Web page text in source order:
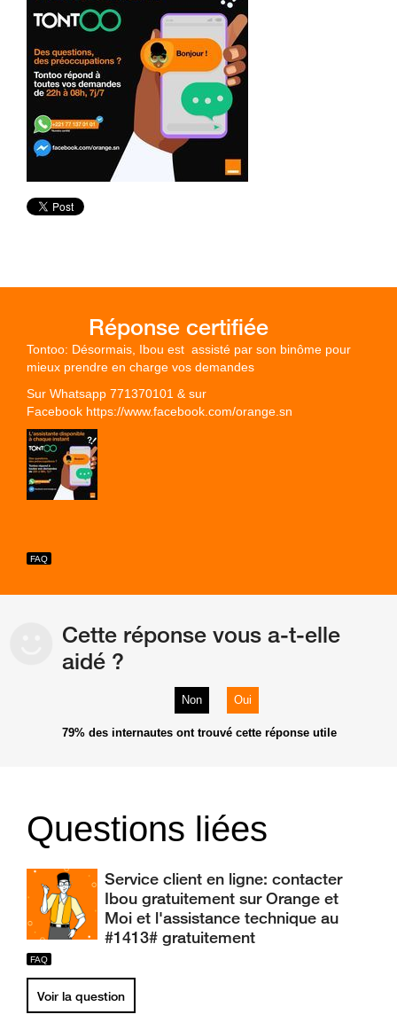
Tontoo: Désormais, Ibou est assisté par son binôme pour
mieux prendre en charge vos demandes
Sur Whatsapp 771370101 & sur
Facebook https://www.facebook.com/orange.sn
Cette réponse vous a-t-elle
aidé ?
Non Oui
79% des internautes ont trouvé cette réponse utile
Questions liées
Service client en ligne: contacter
Ibou gratuitement sur Orange et
Moi et l'assistance technique au
#1413# gratuitement
Voir la question